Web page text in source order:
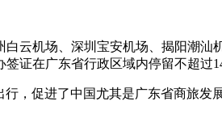
云机场、深圳宝安机场、揭阳潮
证在广东省行政区域内停留不超过
，促进了中国尤其是广东省商旅